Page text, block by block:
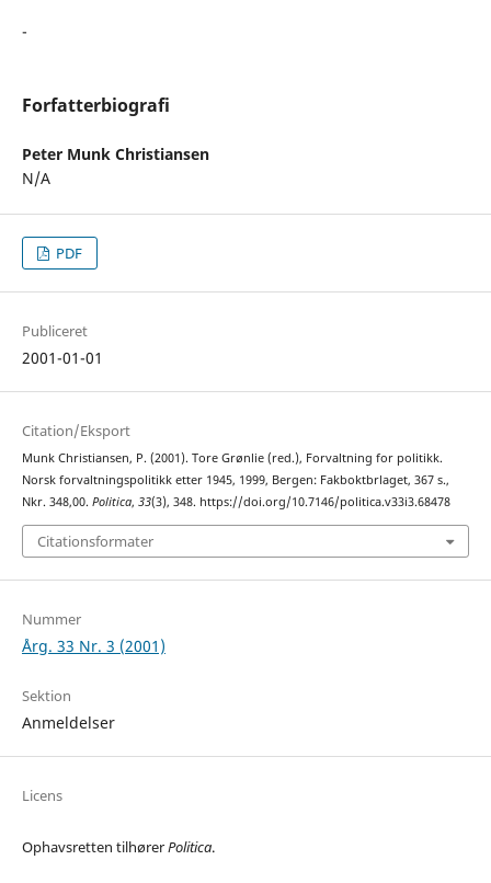
-
Forfatterbiografi
Peter Munk Christiansen
N/A
PDF
Publiceret
2001-01-01
Citation/Eksport
Munk Christiansen, P. (2001). Tore Grønlie (red.), Forvaltning for politikk.
Norsk forvaltningspolitikk etter 1945, 1999, Bergen: Fakboktbrlaget, 367 s.,
Nkr. 348,00. Politica, 33(3), 348. https://doi.org/10.7146/politica.v33i3.68478
Citationsformater
Nummer
Årg. 33 Nr. 3 (2001)
Sektion
Anmeldelser
Licens
Ophavsretten tilhørerPolitica.